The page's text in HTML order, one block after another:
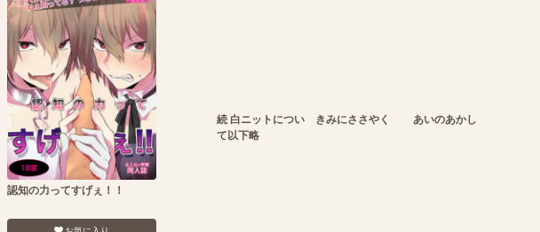
認知の力ってすげぇ！！
続 白ニットについ
て以下略
きみにささやく あいのあかし